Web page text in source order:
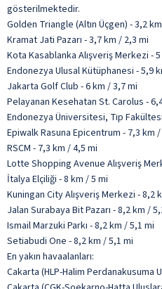
gösterilmektedir.
Golden Triangle (Altın Üçgen) - 3,2
Kramat Jati Pazarı - 3,7 km / 2,3 mi
Kota Kasablanka Alışveriş Merkezi -
Endonezya Ulusal Kütüphanesi - 5,9
Jakarta Golf Club - 6 km / 3,7 mi
Pelayanan Kesehatan St. Carolus -
Endonezya Üniversitesi, Tıp
Epiwalk Rasuna Epicentrum - 7,3 km
RSCM - 7,3 km / 4,5 mi
Lotte Shopping Avenue Alışveriş
İtalya Elçiliği - 8 km / 5 mi
Kuningan City Alışveriş Merkezi - 8,2
Jalan Surabaya Bit Pazarı - 8,2 km /
Ismail Marzuki Parkı - 8,2 km / 5,1 mi
Setiabudi One - 8,2 km / 5,1 mi
En yakın havaalanları:
Cakarta (HLP-Halim Perdanakusuma